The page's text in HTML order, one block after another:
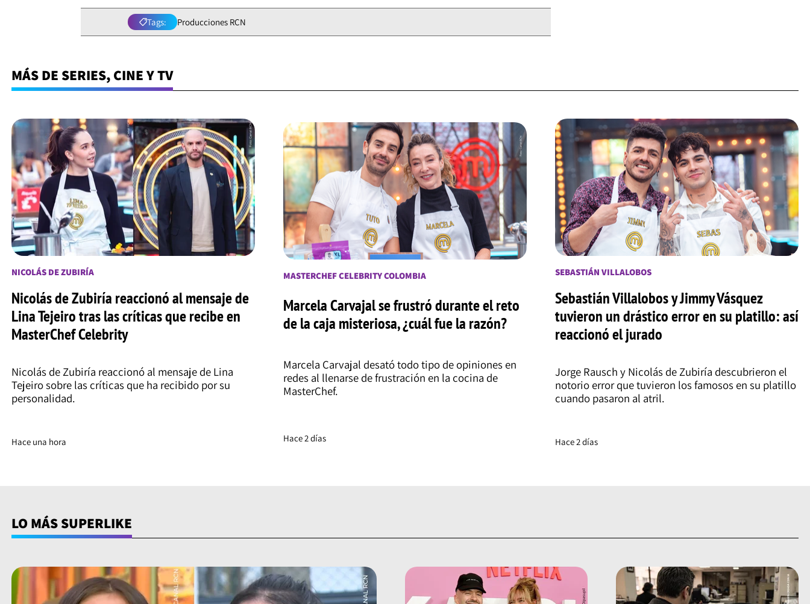
Tags: Producciones RCN
MÁS DE SERIES, CINE Y TV
NICOLÁS DE ZUBIRÍA
Nicolás de Zubiría reaccionó al mensaje de
Lina Tejeiro tras las críticas que recibe en
MasterChef Celebrity
Nicolás de Zubiría reaccionó al mensaje de Lina
Tejeiro sobre las críticas que ha recibido por su
personalidad.
Hace una hora
MASTERCHEF CELEBRITY COLOMBIA
Marcela Carvajal se frustró durante el reto
de la caja misteriosa, ¿cuál fue la razón?
Marcela Carvajal desató todo tipo de opiniones en
redes al llenarse de frustración en la cocina de
MasterChef.
Hace 2 días
SEBASTIÁN VILLALOBOS
Sebastián Villalobos y Jimmy Vásquez
tuvieron un drástico error en su platillo: así
reaccionó el jurado
Jorge Rausch y Nicolás de Zubiría descubrieron el
notorio error que tuvieron los famosos en su platillo
cuando pasaron al atril.
Hace 2 días
LO MÁS SUPERLIKE